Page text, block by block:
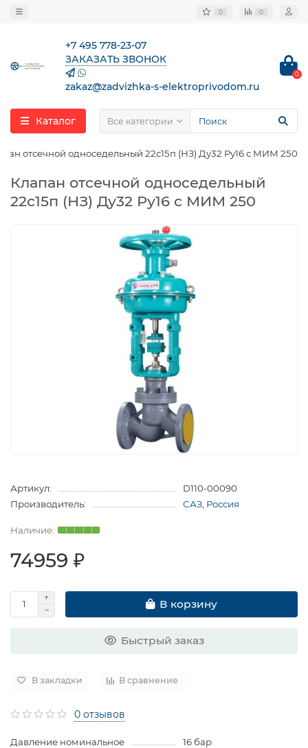
0 0
+7 495 778-23-07
ЗАКАЗАТЬ ЗВОНОК
zakaz@zadvizhka-s-elektroprivodom.ru
0
Каталог Все категории
отсечной односедельный 22с15п (НЗ) Ду32 Ру16 с МИМ 250
Клапан отсечной односедельный
22с15п (НЗ) Ду32 Ру16 с МИМ 250
Артикул:
D110-00090
Производитель:
САЗ, Россия
74959 ₽
В корзину
Быстрый заказ
В закладки В сравнение
0 отзывов
Давление номинальное
16 бар